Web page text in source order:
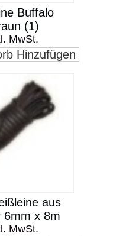
Buffalo
(1)
MwSt.
Hinzufügen
aus
6mm x 8m
MwSt.